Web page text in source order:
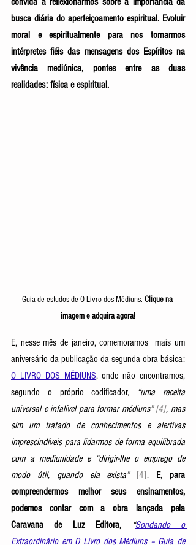
busca diária do aperfeiçoamento espiritual. Evoluir
moral e espiritualmente para nos tornarmos
intérpretes fiéis das mensagens dos Espíritos na
vivência mediúnica, pontes entre as duas
realidades: física e espiritual.
Guia de estudos de O Livro dos Médiuns. Clique na
imagem e adquira agora!
E, nesse mês de janeiro, comemoramos  mais um
O LIVRO DOS MÉDIUNS, onde não encontramos,
segundo o próprio codificador, “uma receita
universal e infalível para formar médiuns” [4], mas
sim um tratado de conhecimentos e alertivas
imprescindíveis para lidarmos de forma equilibrada
com a mediunidade e “dirigir-lhe o emprego de
modo útil, quando ela exista”
[4]. E, para
compreendermos melhor seus ensinamentos,
podemos contar com a obra lançada pela
Caravana de Luz Editora,
“Sondando o
Extraordinário em O Livro dos Médiuns – Guia de